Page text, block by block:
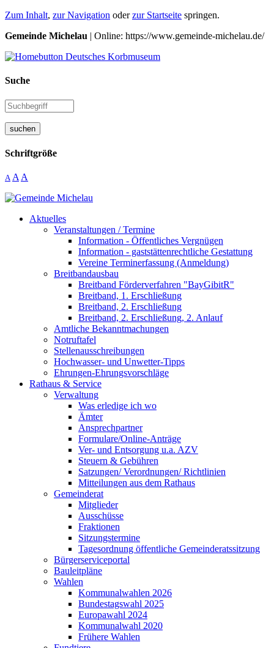
Zum Inhalt, zur Navigation oderzur Startseite springen.
Gemeinde Michelau | Online: https://www.gemeinde-michelau.de/
Suche
suchen
Schriftgröße
A A A
Aktuelles
Veranstaltungen / Termine
Information - Öffentliches Vergnügen
Information - gaststättenrechtliche Gestattung
Vereine Terminerfassung (Anmeldung)
Breitbandausbau
Breitband Förderverfahren "BayGibitR"
Breitband, 1. Erschließung
Breitband, 2. Erschließung
Breitband, 2. Erschließung, 2. Anlauf
Amtliche Bekanntmachungen
Notruftafel
Stellenausschreibungen
Hochwasser- und Unwetter-Tipps
Ehrungen-Ehrungsvorschläge
Rathaus & Service
Verwaltung
Was erledige ich wo
Ämter
Ansprechpartner
Formulare/Online-Anträge
Ver- und Entsorgung u.a. AZV
Steuern & Gebühren
Satzungen/ Verordnungen/ Richtlinien
Mitteilungen aus dem Rathaus
Gemeinderat
Mitglieder
Ausschüsse
Fraktionen
Sitzungstermine
Tagesordnung öffentliche Gemeinderatssitzung
Bürgerserviceportal
Bauleitpläne
Wahlen
Kommunalwahlen 2026
Bundestagswahl 2025
Europawahl 2024
Kommunalwahl 2020
Frühere Wahlen